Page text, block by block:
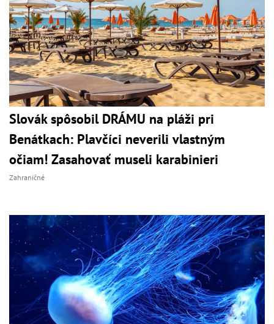
Slovák spôsobil DRÁMU na pláži pri
Benátkach: Plavčíci neverili vlastným
očiam! Zasahovať museli karabinieri
Zahraničné